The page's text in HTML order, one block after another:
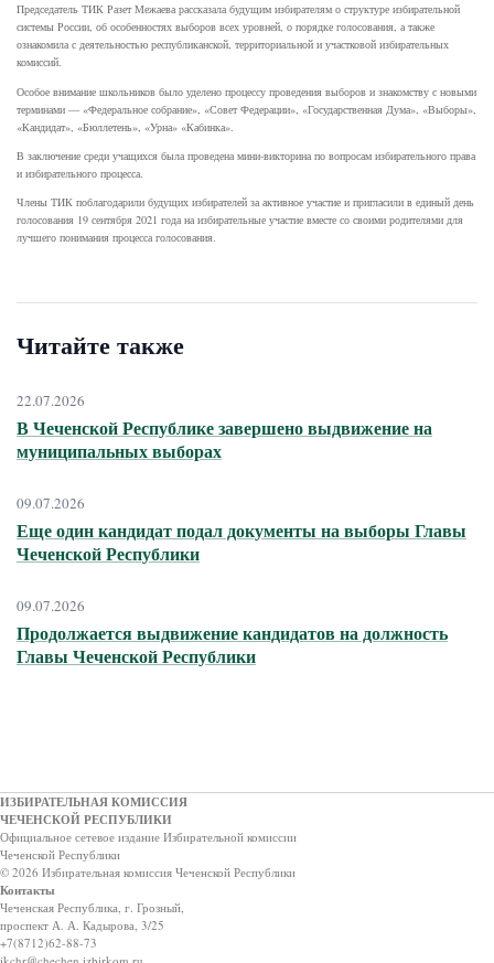
Председатель ТИК Разет Межаева рассказала будущим избирателям о структуре избирательной
системы России, об особенностях выборов всех уровней, о порядке голосования, а также
ознакомила с деятельностью республиканской, территориальной и участковой избирательных
комиссий.
Особое внимание школьников было уделено процессу проведения выборов и знакомству с новыми
терминами — «Федеральное собрание», «Совет Федерации», «Государственная Дума», «Выборы»,
«Кандидат», «Бюллетень», «Урна» «Кабинка».
В заключение среди учащихся была проведена мини-викторина по вопросам избирательного права
и избирательного процесса.
Члены ТИК поблагодарили будущих избирателей за активное участие и пригласили в единый день
голосования 19 сентября 2021 года на избирательные участие вместе со своими родителями для
лучшего понимания процесса голосования.
Читайте также
22.07.2026
В Чеченской Республике завершено выдвижение на
муниципальных выборах
09.07.2026
Еще один кандидат подал документы на выборы Главы
Чеченской Республики
09.07.2026
Продолжается выдвижение кандидатов на должность
Главы Чеченской Республики
ИЗБИРАТЕЛЬНАЯ КОМИССИЯ
ЧЕЧЕНСКОЙ РЕСПУБЛИКИ
Официальное сетевое издание Избирательной комиссии
Чеченской Республики
© 2026 Избирательная комиссия Чеченской Республики
Контакты
Чеченская Республика, г. Грозный,
проспект А. А. Кадырова, 3/25
+7(8712)62-88-73